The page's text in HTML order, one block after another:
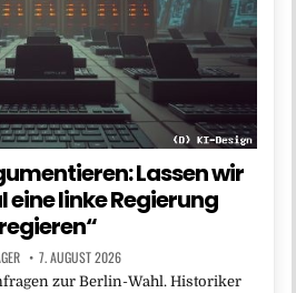
Lassen wir
linke Regierung
regieren“
7. AUGUST 2026
zur Berlin-Wahl. Historiker